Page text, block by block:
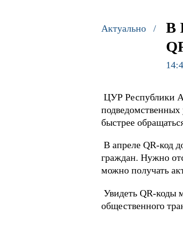
Актуально /
В
ЦУР Республики
быстрее
В апреле QR-код
граждан. Нужно
можно получать
Увидеть QR-коды
общественного